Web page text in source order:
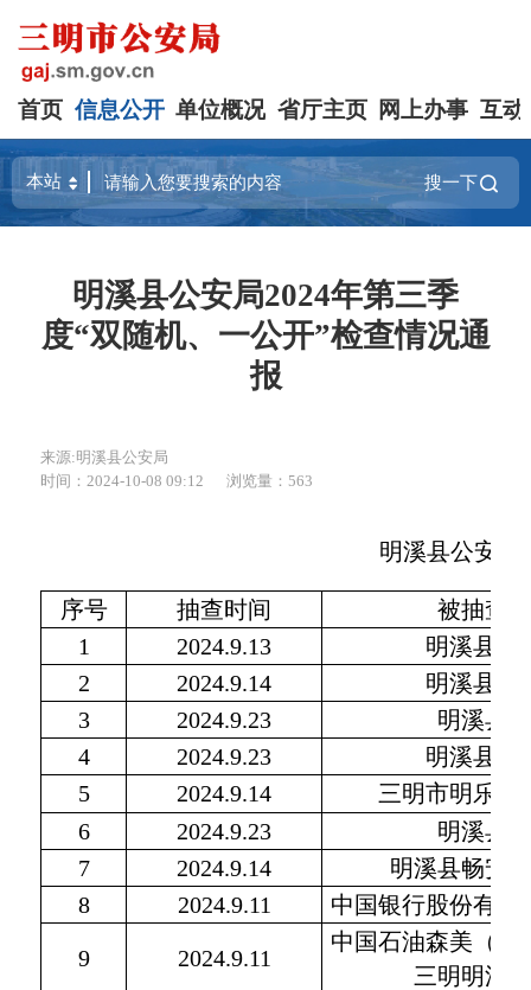
首页 信息公开 单位概况 省厅主页 网上办事 互动
搜一下
明溪县公安局2024年第三季
度“双随机、一公开”检查情况通
报
来源:明溪县公安局
时间：2024-10-08 09:12
浏览量：563
明溪县公安局
序号 抽查时间
被抽查
1
2024.9.13
明溪县明
2
2024.9.14
明溪县金
3
2024.9.23
明溪县
4
2024.9.23
明溪县飞
5
2024.9.14
三明市明乐大
6
2024.9.23
明溪县
7
2024.9.14
明溪县畅安
8
2024.9.11 中国银行股份有限
9 2024.9.11
中国石油森美（福
三明明溪